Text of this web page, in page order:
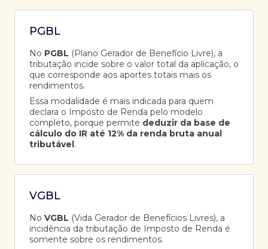
PGBL
No PGBL (Plano Gerador de Benefício Livre), a
tributação incide sobre o valor total da aplicação, o
que corresponde aos aportes totais mais os
rendimentos.
Essa modalidade é mais indicada para quem
declara o Imposto de Renda pelo modelo
completo, porque permite deduzir da base de
cálculo do IR até 12% da renda bruta anual
tributável.
VGBL
No VGBL (Vida Gerador de Benefícios Livres), a
incidência da tributação de Imposto de Renda é
somente sobre os rendimentos.